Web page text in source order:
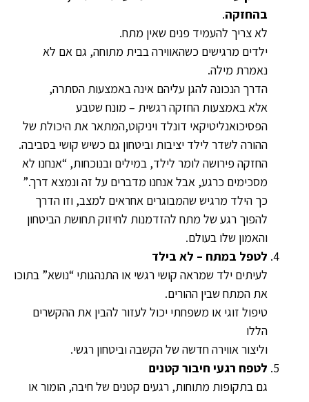
בהחזקה.
לא צריך להעמיד פנים שאין מתח.
ילדים מרגישים כשהאווירה בבית מתוחה, גם אם לא
נאמרת מילה.
הדרך הנכונה להגן עליהם אינה באמצעות הסתרה,
אלא באמצעות החזקה רגשית – מונח שטבע
הפסיכואנליטיקאי דונלד ויניקוט,המתאר את היכולת של
ההורה לשדר לילד יציבות וביטחון גם כשיש קושי בסביבה.
החזקה פירושה לומר לילד, במילים ובנוכחות, “אנחנו לא
מסכימים כרגע, אבל אנחנו מדברים על זה ונמצא דרך.”
כך הילד מרגיש שהמבוגרים אחראים למצב, וזו הדרך
להפוך רגע של מתח להזדמנות לחיזוק תחושת הביטחון
והאמון שלו בעולם.
לטפל במתח – לא בילד
לעיתים ילד שמראה קושי רגשי או התנהגותי “נושא” בתוכו
את המתח שבין ההורים.
טיפול זוגי או משפחתי יכול לעזור להבין את ההקשרים
הללו
וליצור אווירה חדשה של הקשבה וביטחון רגשי.
לטפח רגעי חיבור קטנים
גם בתקופות מתוחות, רגעים קטנים של חיבה, הומור או